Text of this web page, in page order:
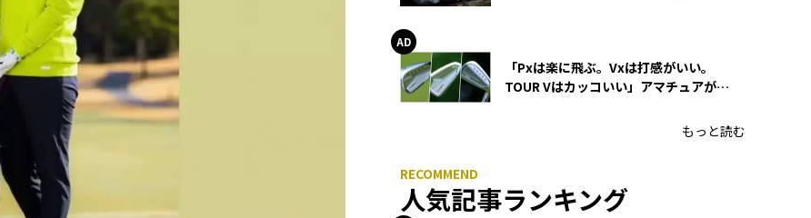
「Pxは楽に飛ぶ。Vxは打感がいい。
TOUR Vはカッコいい」アマチュアが選
もっと読む
人気記事ランキング